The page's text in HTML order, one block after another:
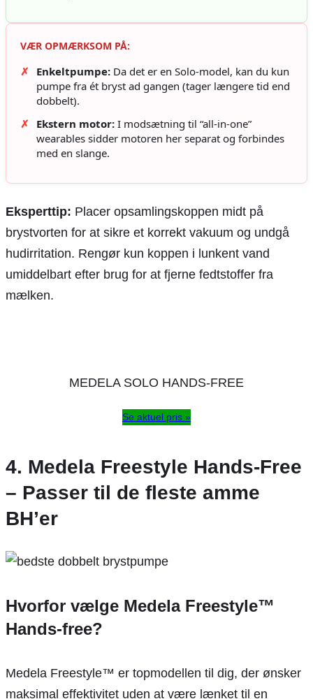
VÆR OPMÆRKSOM PÅ:
✗ Enkeltpumpe: Da det er en Solo-model, kan du kun
pumpe fra ét bryst ad gangen (tager længere tid end
dobbelt).
✗
Ekstern motor: I modsætning til “all-in-one”
wearables sidder motoren her separat og forbindes
med en slange.
Eksperttip: Placer opsamlingskoppen midt på
brystvorten for at sikre et korrekt vakuum og undgå
hudirritation. Rengør kun koppen i lunkent vand
umiddelbart efter brug for at fjerne fedtstoffer fra
mælken.
MEDELA SOLO HANDS-FREE
Se aktuel pris »
4. Medela Freestyle Hands-Free
– Passer til de fleste amme
BH’er
Hvorfor vælge Medela Freestyle™
Hands-free?
Medela Freestyle™ er topmodellen til dig, der ønsker
maksimal effektivitet uden at være lænket til en